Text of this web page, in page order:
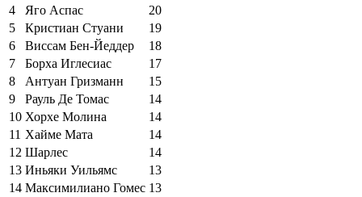
4
Яго Аспас
20
5
Кристиан Стуани
19
6
Виссам Бен-Йеддер
18
7
Борха Иглесиас
17
8
Антуан Гризманн
15
9
Рауль Де Томас
14
10 Хорхе Молина
14
11 Хайме Мата
14
12 Шарлес
14
13 Иньяки Уильямс
13
14 Максимилиано Гомес 13